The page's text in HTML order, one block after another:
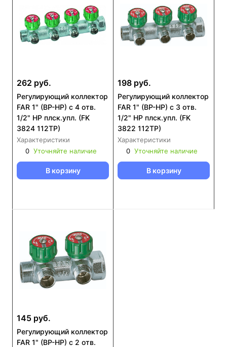
262 руб.
Регулирующий коллектор
FAR 1" (ВР-НР) с 4 отв.
1/2" НР плск.упл. (FK
3824 112TP)
Характеристики
0 Уточняйте наличие
В корзину
198 руб.
Регулирующий коллектор
FAR 1" (ВР-НР) с 3 отв.
1/2" НР плск.упл. (FK
3822 112TP)
Характеристики
0 Уточняйте наличие
В корзину
145 руб.
Регулирующий коллектор
FAR 1" (ВР-НР) с 2 отв.